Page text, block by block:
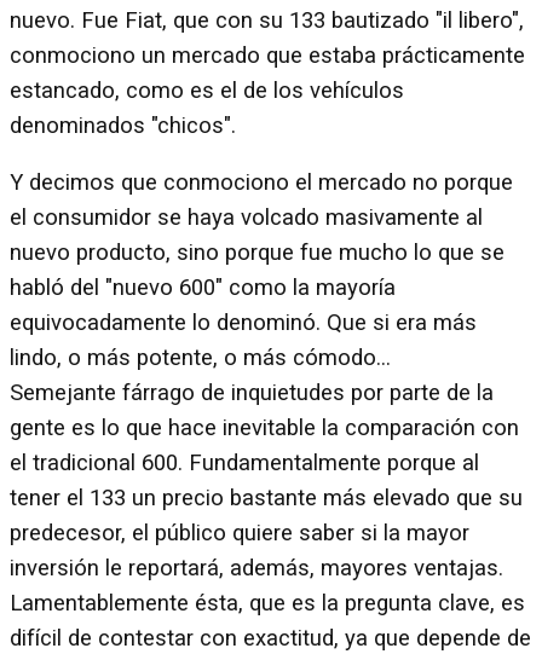
nuevo. Fue Fiat, que con su 133 bautizado "il libero",
conmociono un mercado que estaba prácticamente
estancado, como es el de los vehículos
denominados "chicos".
Y decimos que conmociono el mercado no porque
el consumidor se haya volcado masivamente al
nuevo producto, sino porque fue mucho lo que se
habló del "nuevo 600" como la mayoría
equivocadamente lo denominó. Que si era más
lindo, o más potente, o más cómodo...
Semejante fárrago de inquietudes por parte de la
gente es lo que hace inevitable la comparación con
el tradicional 600. Fundamentalmente porque al
tener el 133 un precio bastante más elevado que su
predecesor, el público quiere saber si la mayor
inversión le reportará, además, mayores ventajas.
Lamentablemente ésta, que es la pregunta clave, es
difícil de contestar con exactitud, ya que depende de